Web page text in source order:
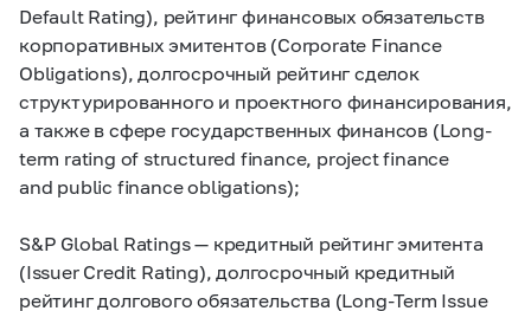
Default Rating), рейтинг финансовых обязательств
корпоративных эмитентов (Corporate Finance
Obligations), долгосрочный рейтинг сделок
структурированного и проектного финансирования,
а также в сфере государственных финансов (Long-
term rating of structured finance, project finance
and public finance obligations);
S&P Global Ratings — кредитный рейтинг эмитента
(Issuer Credit Rating), долгосрочный кредитный
рейтинг долгового обязательства (Long-Term Issue